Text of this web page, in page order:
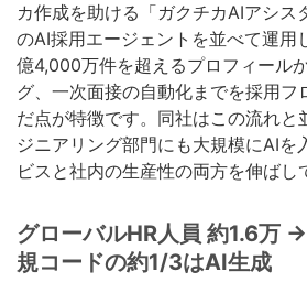
カ作成を助ける「ガクチカAIアシス
のAI採用エージェントを並べて運用
億4,000万件を超えるプロフィール
グ、一次面接の自動化までを採用フ
だ点が特徴です。同社はこの流れと
ジニアリング部門にも大規模にAIを
ビスと社内の生産性の両方を伸ばし
グローバルHR人員 約1.6万
規コードの約1/3はAI生成